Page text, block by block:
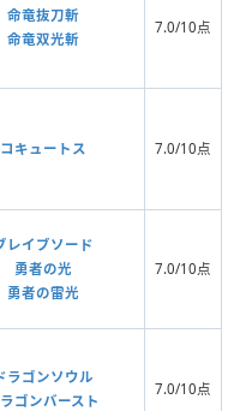
命竜抜刀斬
命竜双光斬
7.0/10点
コキュートス 7.0/10点
レイブソード
勇者の光
勇者の雷光
7.0/10点
ラゴンソウル
ゴンバースト
7.0/10点